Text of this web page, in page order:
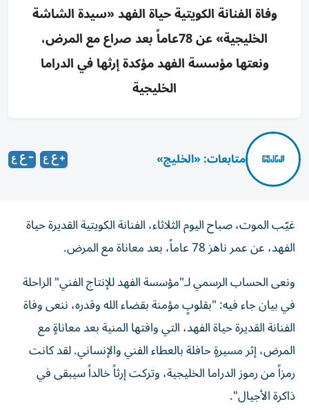
وفاة الفنانة الكويتية حياة الفهد «سيدة الشاشة
الخليجية» عن 78عاماً بعد صراع مع المرض،
ونعتها مؤسسة الفهد مؤكدة إرثها في الدراما
الخليجية
متابعات: «الخليج»
غيّب الموت، صباح اليوم الثلاثاء، الفنانة الكويتية القديرة حياة
الفهد، عن عمر ناهز 78 عاماً، بعد معاناة مع المرض.
ونعى الحساب الرسمي لـ"مؤسسة الفهد للإنتاج الفني" الراحلة
في بيان جاء فيه: "بقلوبٍ مؤمنة بقضاء الله وقدره، ننعى وفاة
الفنانة القديرة حياة الفهد، التي وافتها المنية بعد معاناةٍ مع
المرض، إثر مسيرةٍ حافلة بالعطاء الفني والإنساني. لقد كانت
رمزاً من رموز الدراما الخليجية، وتركت إرثاً خالداً سيبقى في
ذاكرة الأجيال".